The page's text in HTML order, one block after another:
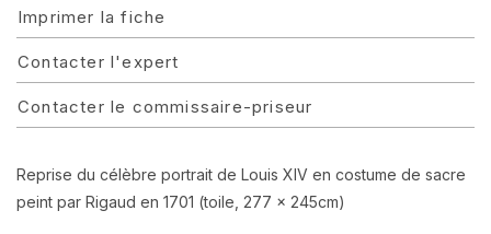
Imprimer la fiche
Contacter l'expert
Contacter le commissaire-priseur
Reprise du célèbre portrait de Louis XIV en costume de sacre
peint par Rigaud en 1701 (toile, 277 x 245cm)